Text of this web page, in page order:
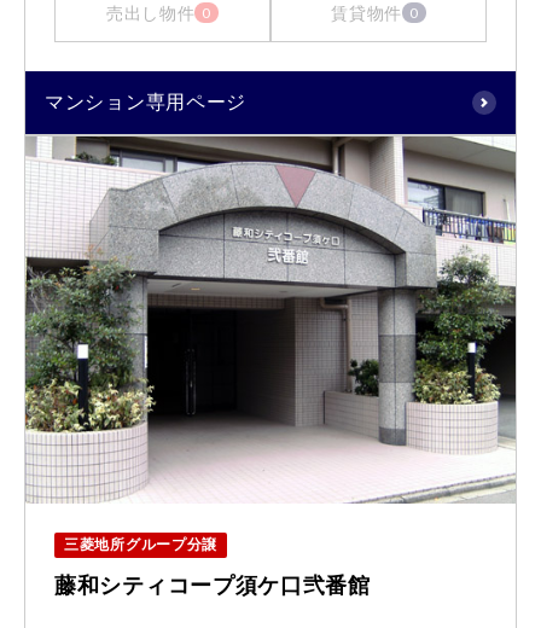
売出し物件 0 賃貸物件 0
マンション専用ページ
三菱地所グループ分譲
藤和シティコープ須ケ口弐番館